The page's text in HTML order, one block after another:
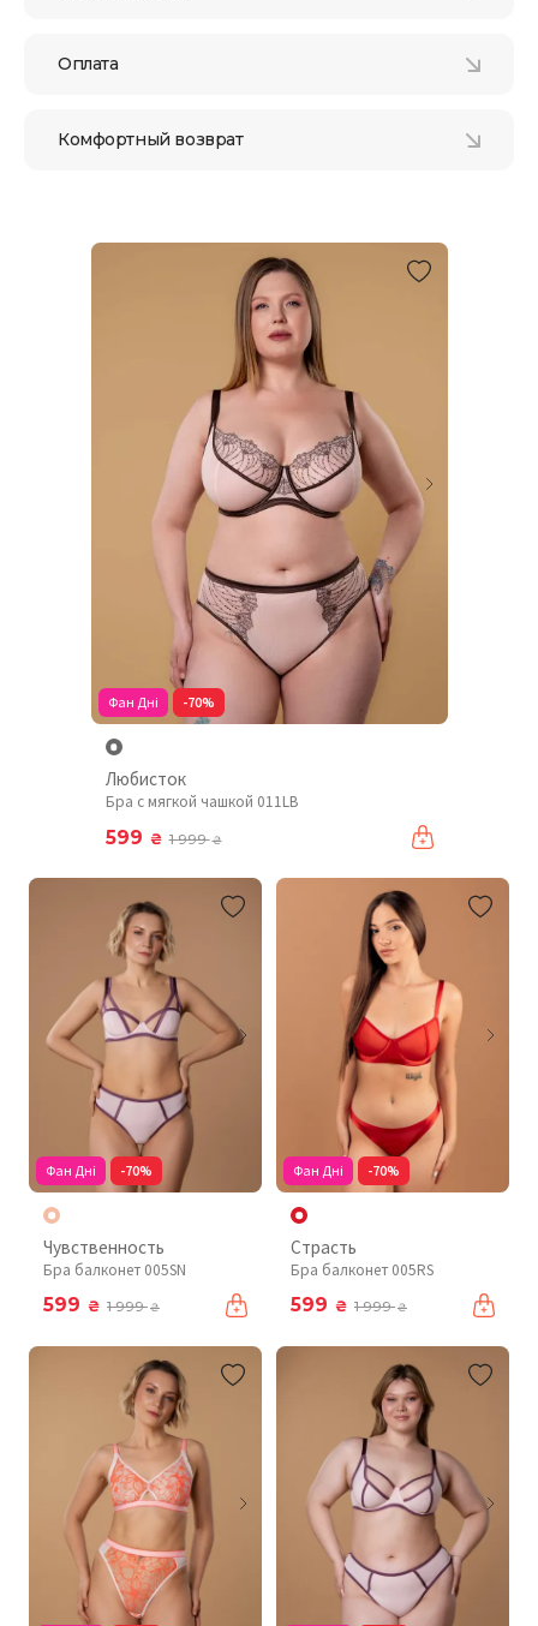
Оплата
Комфортный возврат
Фан Дні -70%
Любисток
Бра с мягкой чашкой 011LB
599 ₴ 1 999₴
Фан Дні -70%
Чувственность
Бра балконет 005SN
599 ₴ 1 999₴
Фан Дні -70%
Страсть
Бра балконет 005RS
599 ₴ 1 999₴